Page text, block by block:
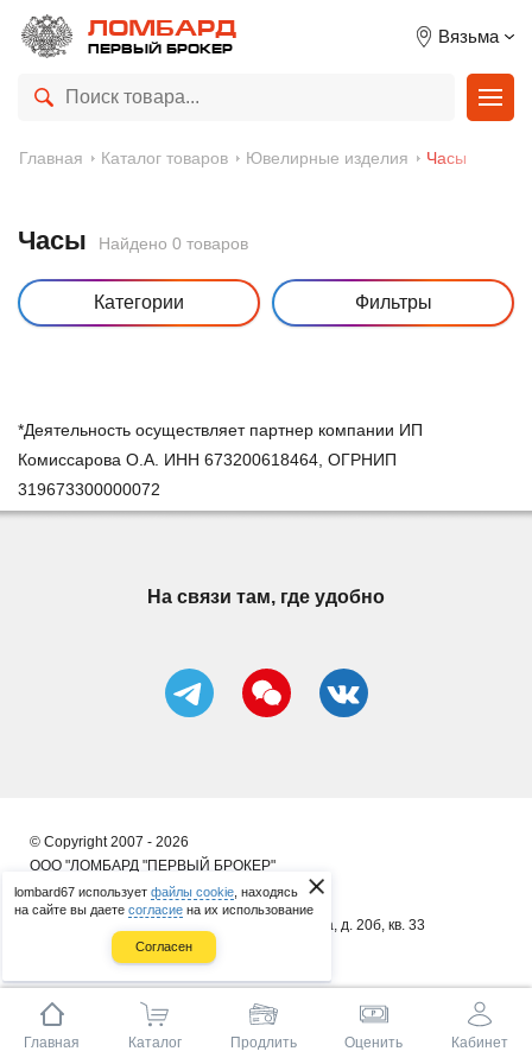
ЛОМБАРД
ПЕРВЫЙ БРОКЕР
Вязьма
Главная Каталог товаров Ювелирные изделия Часы
Часы Найдено 0 товаров
Категории Фильтры
*Деятельность осуществляет партнер компании ИП
Комиссарова О.А. ИНН 673200618464, ОГРНИП
319673300000072
lombard67 использует файлы cookie , находясь
на сайте вы даете согласие на их использование
Согласен
На связи там, где удобно
© Copyright 2007 - 2026
ООО "ЛОМБАРД "ПЕРВЫЙ БРОКЕР"
ИП Сергеенков А. В.
почт. адрес: 214014, г. Смоленск, ул. 8 Марта, д. 20б, кв. 33
ОГРНИП 314673323400086
Главная Каталог Продлить Оценить Кабинет